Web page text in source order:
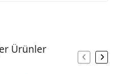
Ürünler